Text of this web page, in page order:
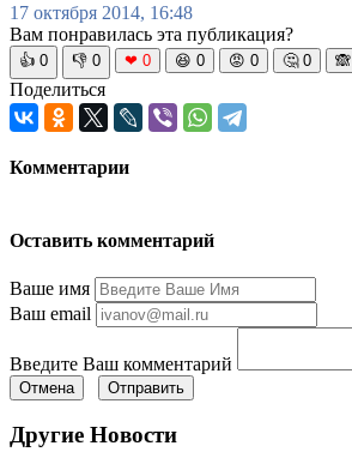
17 октября 2014, 16:48
Вам понравилась эта публикация?
👍 0 👎 0 ❤ 0 😆 0 😡 0 🤔 0 🙈
Поделиться
Комментарии
Оставить комментарий
Ваше имя
Ваш email
Введите Ваш комментарий
Отмена Отправить
Другие Новости